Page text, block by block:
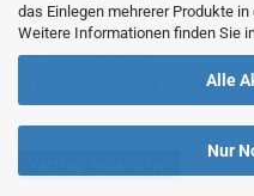
das Einlegen mehrerer Produkte in
Weitere Informationen finden Sie
Alle
Nur
12527 Berlin
Tel.: 030/67890006
Mobil/WhatsApp: 0176 550 90 773